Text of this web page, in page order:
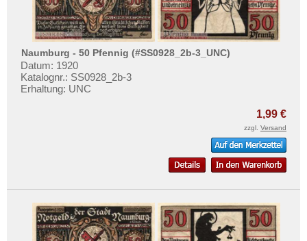
Neunkirchen-Saar
Neuötting
Neurode
Neuruppin
Neustadt (Mecklenburg-Schwerin)
Neustadt a.d. Orla
Neustadt am Rübenberge
Neustadt bei Coburg
Mehr über...
Zahlungsbedingungen
Privatsphäre und Datenschutz
Widerrufsbelehrung
Liefer- und Versandkosten
Naumburg - 50 Pfennig (#SS0928_2b-3_UNC)
Datum: 1920
Katalognr.: SS0928_2b-3
Erhaltung: UNC
1,99 €
zzgl. Versand